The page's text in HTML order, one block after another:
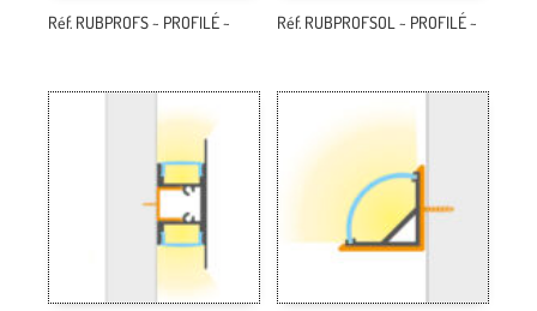
Réf. RUBPROFS ~ PROFILÉ ~ Réf. RUBPROFSOL ~ PROFILÉ ~